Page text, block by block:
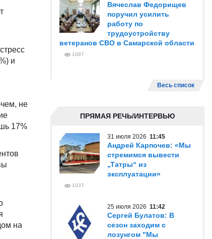
и
не
17%
на
Вячеслав Федорищев
поручил усилить
работу по
трудоустройству
ветеранов СВО в Самарской области
1097
Весь список
ПРЯМАЯ РЕЧЬ/ИНТЕРВЬЮ
31 июля 2026 11:45
Андрей Карпочев: «Мы
стремимся вывести
„Татры“ из
эксплуатации»
1037
25 июля 2026 11:42
Сергей Булатов: В
сезон заходим с
лозунгом "Мы